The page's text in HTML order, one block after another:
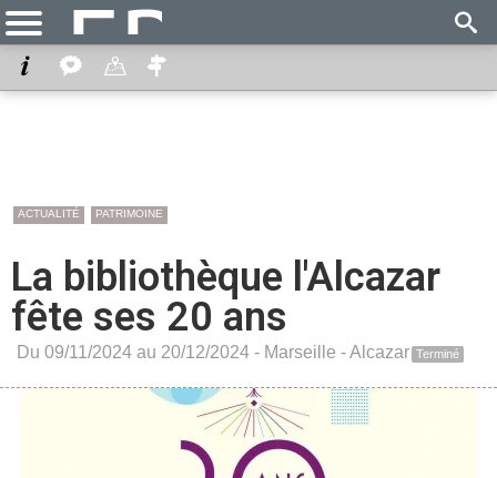
ACTUALITÉ PATRIMOINE
La bibliothèque l'Alcazar
fête ses 20 ans
Du 09/11/2024 au 20/12/2024 - Marseille -Alcazar Terminé